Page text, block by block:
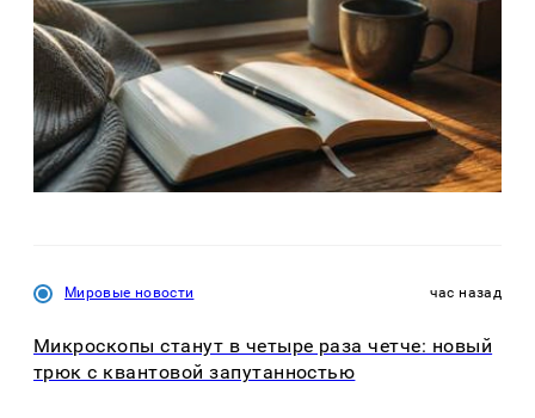
Мировые новости час назад
Микроскопы станут в четыре раза четче: новый
трюк с квантовой запутанностью